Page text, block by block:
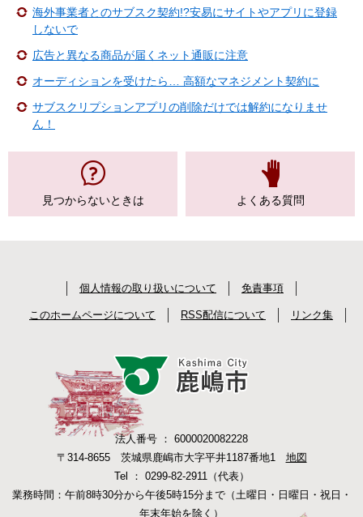
海外事業者とのサブスク契約!?安易にサイトやアプリに登録
しないで
広告と異なる商品が届くネット通販に注意
オーディションを受けたら… 高額なマネジメント契約に
サブスクリプションアプリの削除だけでは解約になりませ
ん！
見つからないときは よくある質問
個人情報の取り扱いについて 免責事項
このホームページについて RSS配信について リンク集
法人番号 ： 6000020082228
〒314-8655 茨城県鹿嶋市大字平井1187番地1 地図
Tel ： 0299-82-2911（代表）
業務時間：午前8時30分から午後5時15分まで（土曜日・日曜日・祝日・
年末年始を除く）